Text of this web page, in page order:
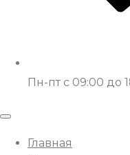
Пн-пт с 09:00 до
Главная